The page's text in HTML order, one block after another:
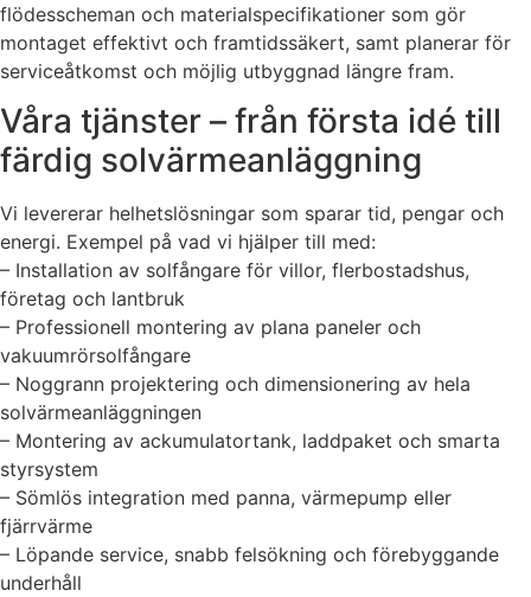
flödesscheman och materialspecifikationer som gör
montaget effektivt och framtidssäkert, samt planerar för
serviceåtkomst och möjlig utbyggnad längre fram.
Våra tjänster – från första idé till
färdig solvärmeanläggning
Vi levererar helhetslösningar som sparar tid, pengar och
energi. Exempel på vad vi hjälper till med:
– Installation av solfångare för villor, flerbostadshus,
företag och lantbruk
– Professionell montering av plana paneler och
vakuumrörsolfångare
– Noggrann projektering och dimensionering av hela
solvärmeanläggningen
– Montering av ackumulatortank, laddpaket och smarta
styrsystem
– Sömlös integration med panna, värmepump eller
fjärrvärme
– Löpande service, snabb felsökning och förebyggande
underhåll